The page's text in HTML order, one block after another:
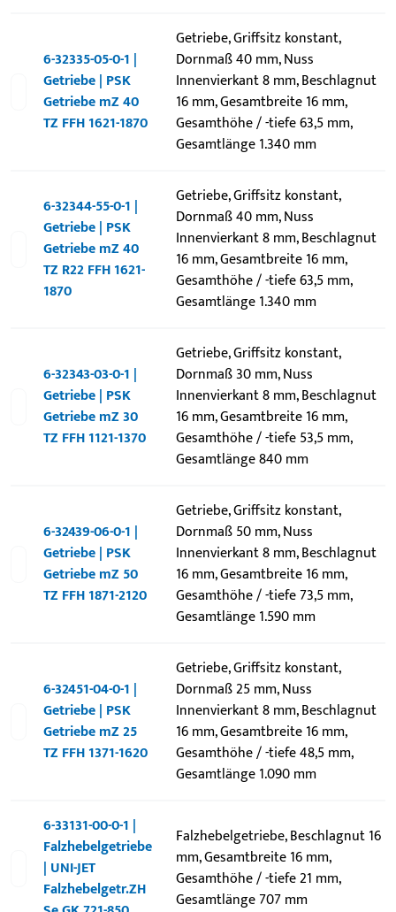
6-32335-05-0-1 |
Getriebe | PSK
Getriebe mZ 40
TZ FFH 1621-1870
Getriebe, Griffsitz konstant,
Dornmaß 40 mm, Nuss
Innenvierkant 8 mm, Beschlagnut
16 mm, Gesamtbreite 16 mm,
Gesamthöhe / -tiefe 63,5 mm,
Gesamtlänge 1.340 mm
6-32344-55-0-1 |
Getriebe | PSK
Getriebe mZ 40
TZ R22 FFH 1621-
1870
Getriebe, Griffsitz konstant,
Dornmaß 40 mm, Nuss
Innenvierkant 8 mm, Beschlagnut
16 mm, Gesamtbreite 16 mm,
Gesamthöhe / -tiefe 63,5 mm,
Gesamtlänge 1.340 mm
6-32343-03-0-1 |
Getriebe | PSK
Getriebe mZ 30
TZ FFH 1121-1370
Getriebe, Griffsitz konstant,
Dornmaß 30 mm, Nuss
Innenvierkant 8 mm, Beschlagnut
16 mm, Gesamtbreite 16 mm,
Gesamthöhe / -tiefe 53,5 mm,
Gesamtlänge 840 mm
6-32439-06-0-1 |
Getriebe | PSK
Getriebe mZ 50
TZ FFH 1871-2120
Getriebe, Griffsitz konstant,
Dornmaß 50 mm, Nuss
Innenvierkant 8 mm, Beschlagnut
16 mm, Gesamtbreite 16 mm,
Gesamthöhe / -tiefe 73,5 mm,
Gesamtlänge 1.590 mm
6-32451-04-0-1 |
Getriebe | PSK
Getriebe mZ 25
TZ FFH 1371-1620
Getriebe, Griffsitz konstant,
Dornmaß 25 mm, Nuss
Innenvierkant 8 mm, Beschlagnut
16 mm, Gesamtbreite 16 mm,
Gesamthöhe / -tiefe 48,5 mm,
Gesamtlänge 1.090 mm
6-33131-00-0-1 |
Falzhebelgetriebe
| UNI-JET
Falzhebelgetr.ZH
Falzhebelgetriebe, Beschlagnut 16
mm, Gesamtbreite 16 mm,
Gesamthöhe / -tiefe 21 mm,
Gesamtlänge 707 mm